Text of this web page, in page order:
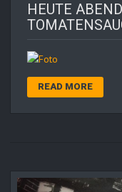
HEUTE
READ MORE